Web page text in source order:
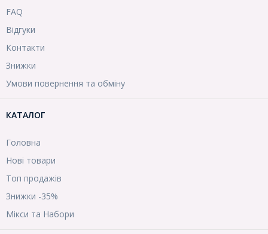
FAQ
Відгуки
Контакти
Знижки
Умови повернення та обміну
КАТАЛОГ
Головна
Нові товари
Топ продажів
Знижки -35%
Мікси та Набори